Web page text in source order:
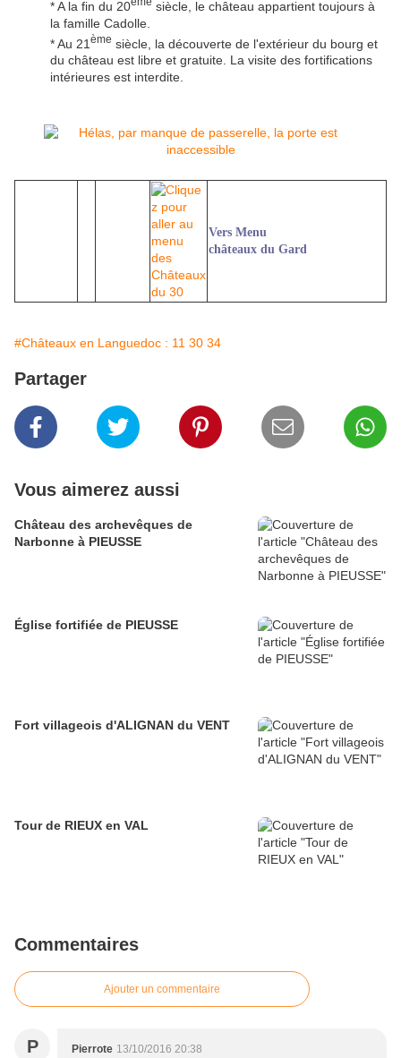
* A la fin du 20
siècle, le château appartient toujours à
la famille Cadolle.
* Au 21 ème siècle, la découverte de l'extérieur du bourg et
du château est libre et gratuite. La visite des fortifications
intérieures est interdite.
Vers Menu
châteaux du Gard
#Châteaux en Languedoc : 11 30 34
Partager
Vous aimerez aussi
Château des archevêques de
Narbonne à PIEUSSE
Église fortifiée de PIEUSSE
Fort villageois d'ALIGNAN du VENT
Tour de RIEUX en VAL
Commentaires
Ajouter un commentaire
P Pierrote 13/10/2016 20:38